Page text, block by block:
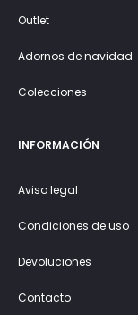
Outlet
Adornos de navidad
Colecciones
INFORMACIÓN
Aviso legal
Condiciones de uso
Devoluciones
Contacto